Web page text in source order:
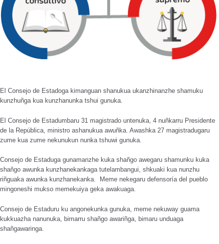
El Consejo de Estadoga kimanguan shanukua ukanzhinanzhe shamuku
kunzhuñga kua kunzhanunka tshui gunuka.
El Consejo de Estadumbaru 31 magistrado untenuka, 4 nuñkarru Presidente
de la República, ministro ashanukua awuñka. Awashka 27 magistradugaru
zume kua zume nekunukun nunka tshuwi gunuka.
Consejo de Estaduga gunamanzhe kuka shañgo awegaru shamunku kuka
shañgo awunka kunzhanekankaga tutelambangui, shkuaki kua nunzhu
riñguaka awunka kunzhanekanka. Meme nekegaru defensoría del pueblo
mingoneshi mukso memekuiya geka awakuaga.
Consejo de Estaduru ku angonekunka gunuka, meme nekuway guama
kukkuazha nanunuka, bimarru shañgo awariñga, bimaru unduaga
shañgawaringa.